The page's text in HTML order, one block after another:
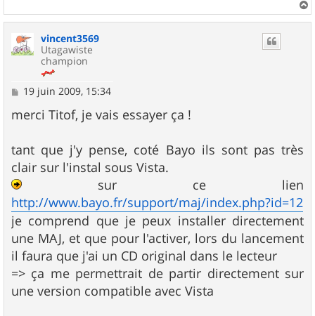
a
vincent3569
Utagawiste
champion
M
s
s
g
e
19 juin 2009, 15:34
merci Titof, je vais essayer ça !
tant que j'y pense, coté Bayo ils sont pas très
clair sur l'instal sous Vista.
sur ce lien
http://www.bayo.fr/support/maj/index.php?id=12
je comprend que je peux installer directement
une MAJ, et que pour l'activer, lors du lancement
il faura que j'ai un CD original dans le lecteur
=> ça me permettrait de partir directement sur
une version compatible avec Vista